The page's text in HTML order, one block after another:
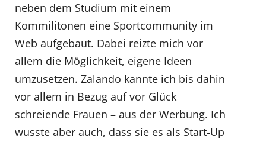
neben dem Studium mit einem
Kommilitonen eine Sportcommunity im
Web aufgebaut. Dabei reizte mich vor
allem die Möglichkeit, eigene Ideen
umzusetzen. Zalando kannte ich bis dahin
vor allem in Bezug auf vor Glück
schreiende Frauen – aus der Werbung. Ich
wusste aber auch, dass sie es als Start-Up